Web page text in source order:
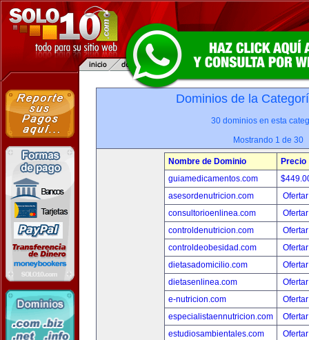
Dominios de la
30 dominios en esta
Mostrando 1 de 30
Nombre de Dominio
Precio
guiamedicamentos.com
asesordenutricion.com
consultorioenlinea.com
controldenutricion.com
controldeobesidad.com
dietasadomicilio.com
dietasenlinea.com
e-nutricion.com
especialistaennutricion.com
estudiosambientales.com